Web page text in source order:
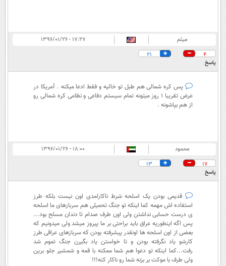
میثم
۱۷:۲۷ - ۱۳۹۶/۰۱/۲۶
4
21
پاسخ
پس کره شمالی هم طبل تو خالیه و فقط ادعا میکنه . آمریکا در
عرض تقریبا 1 روز میتونه تمام سیستم دفاعی و نظامی کره شمالی رو
از هم بپاشونه .
محمود
۱۸:۰۰ - ۱۳۹۶/۰۱/۲۶
17
13
پاسخ
قدیمی بودن یک اسلحه شرط ناکارامدی اون نیست بلکه طرز
استفاده اش مهمه کما اینکه تو جنگ تحمیلی هم سربازهای ما اسلحه
ی درست حسابی نداشتن ولی اون طرف صدام تا دندان مسلح بود...
پس اگه اینطوریه عراق باید براحتی بر ما پیروز میشد ولی میدونیم که
بعضی از اون اسلحه ها اونقدر پیشرفته بودن که سربازهای عراقی طرز
کارشو یاد نگرفته بودن و تا خواستن یاد بگیرن جنگ تموم شد
رفت.‌‌..کما اینکه تو دعوا هم شما ممکنه با قمه و شمشیر جلو برین
ولی طرف با موکت بر بزنه شما رو ناکار کنه!!!